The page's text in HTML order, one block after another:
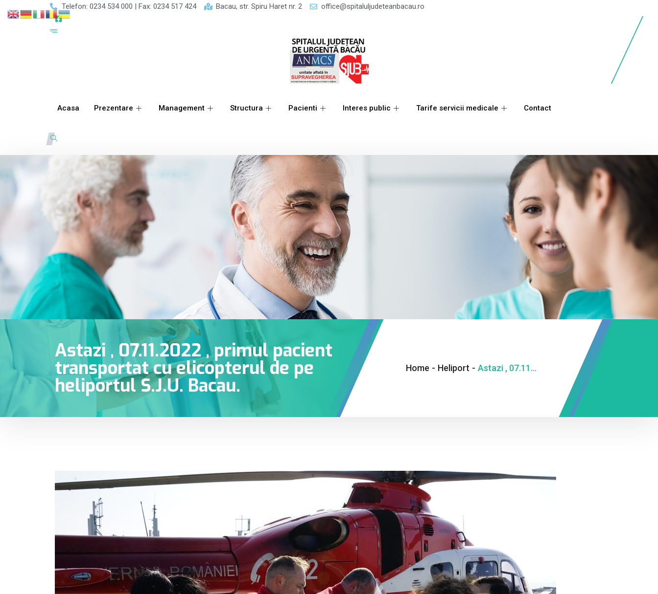
Telefon: 0234 534 000 | Fax: 0234 517 424 Bacau, str. Spiru Haret nr. 2 office@spitaluljudeteanbacau.ro
Acasa Prezentare Management Structura Pacienti Interes public Tarife servicii medicale Contact
Astazi , 07.11.2022 , primul pacient
transportat cu elicopterul de pe
heliportul S.J.U. Bacau.
Home - Heliport - Astazi , 07.11.2022 , primul pacient transportat cu elicopterul de pe heliportul S.J.U. Bacau.